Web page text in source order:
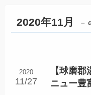
2020年11月 –
【球磨
ニュー豊
2020
11/27